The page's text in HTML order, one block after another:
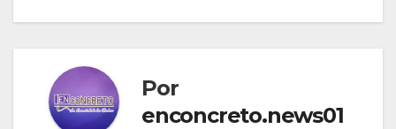
Por
enconcreto.news01